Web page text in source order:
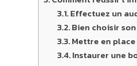
Effectuez un
Bien choisir
Mettre en
Instaurer une